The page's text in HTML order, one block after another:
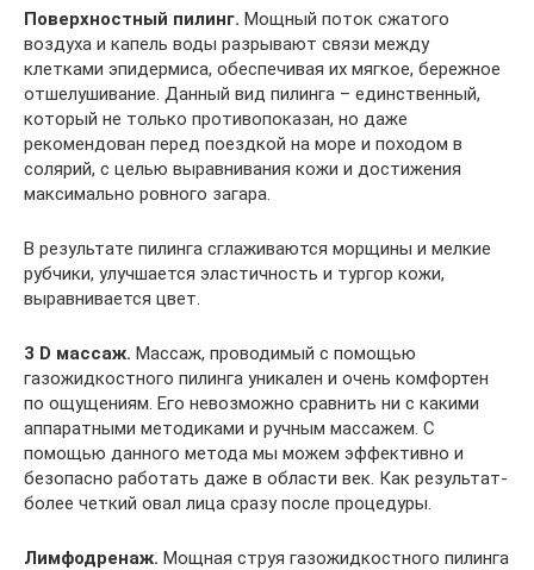
Поверхностный пилинг. Мощный поток сжатого
воздуха и капель воды разрывают связи между
клетками эпидермиса, обеспечивая их мягкое, бережное
отшелушивание. Данный вид пилинга – единственный,
который не только противопоказан, но даже
рекомендован перед поездкой на море и походом в
солярий, с целью выравнивания кожи и достижения
максимально ровного загара.
В результате пилинга сглаживаются морщины и мелкие
рубчики, улучшается эластичность и тургор кожи,
выравнивается цвет.
3 D массаж. Массаж, проводимый с помощью
газожидкостного пилинга уникален и очень комфортен
по ощущениям. Его невозможно сравнить ни с какими
аппаратными методиками и ручным массажем. С
помощью данного метода мы можем эффективно и
безопасно работать даже в области век. Как результат-
более четкий овал лица сразу после процедуры.
Лимфодренаж. Мощная струя газожидкостного пилинга